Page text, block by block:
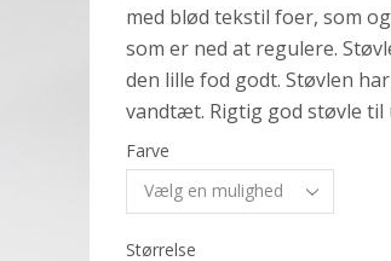
med blød tekstil foer, som
som er ned at regulere.
den lille fod godt. Støvlen
vandtæt. Rigtig god støvle til
Farve
Størrelse